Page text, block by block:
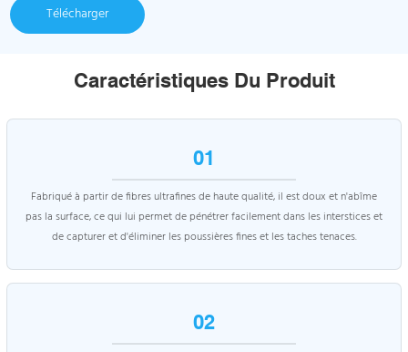
Télécharger
Caractéristiques Du Produit
01
Fabriqué à partir de fibres ultrafines de haute qualité, il est doux et n'abîme
pas la surface, ce qui lui permet de pénétrer facilement dans les interstices et
de capturer et d'éliminer les poussières fines et les taches tenaces.
02